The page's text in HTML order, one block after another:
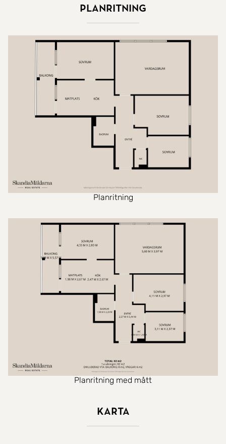
Planritning
Planritning
Planritning med mått
Karta